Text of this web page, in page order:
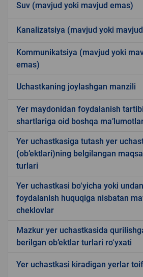
Suv (mavjud yoki mavjud emas)
Kanalizatsiya (mavjud yoki
Kommunikatsiya (mavjud yoki
emas)
Uchastkaning joylashgan manzili
Yer maydonidan foydalanish
shartlariga oid boshqa
Yer uchastkasiga tutash yer
(ob’ektlari)ning belgilangan
turlari
Yer uchastkasi bo‘yicha yoki undan
foydalanish huquqiga nisbatan
cheklovlar
Mazkur yer uchastkasida
berilgan ob’ektlar turlari ro‘yxati
Yer uchastkasi kiradigan yerlar